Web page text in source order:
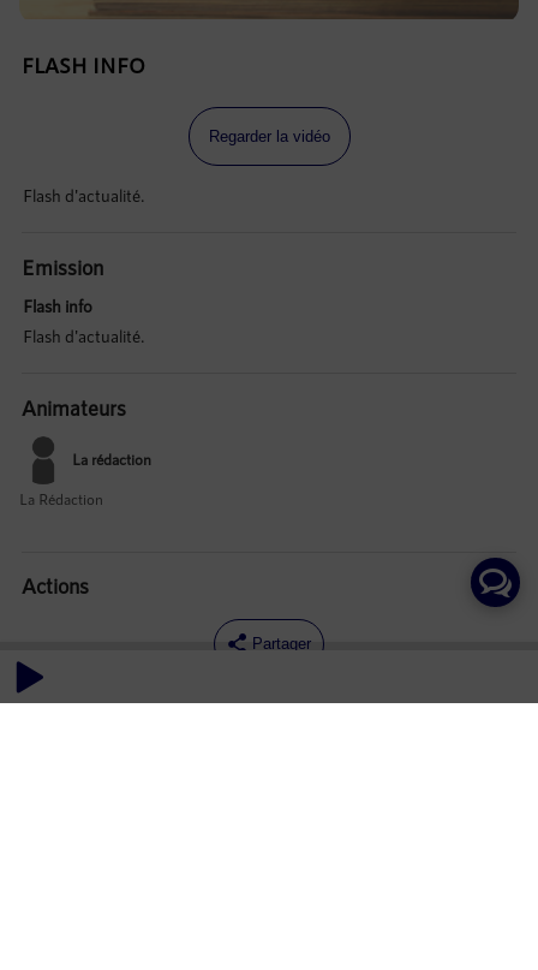
FLASH INFO
Regarder la vidéo
Flash d'actualité.
Emission
Flash info
Flash d'actualité.
Animateurs
La rédaction
La Rédaction
Actions
Partager
Commentaires